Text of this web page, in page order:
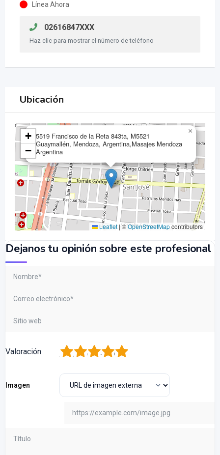
Línea Ahora
02616847XXX
Haz clic para mostrar el número de teléfono
Ubicación
5519 Francisco de la Reta 843ta, M5521
Guaymallén, Mendoza, Argentina,Masajes Mendoza
Argentina
×
+
−
Leaflet |©OpenStreetMapcontributors
Dejanos tu opinión sobre este profesional
Valoración 5
4
3
2
Imagen